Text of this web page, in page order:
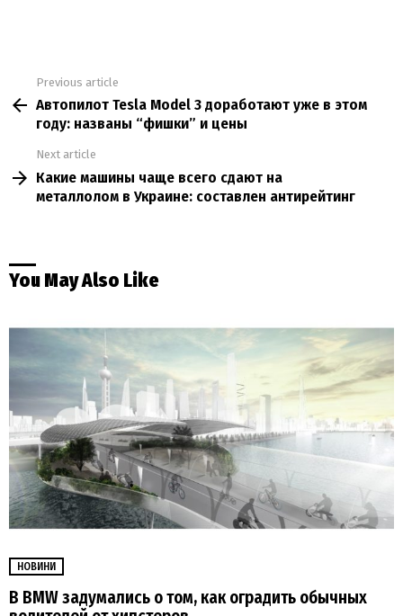
more
Previous article
Автопилот Tesla Model 3 доработают уже в этом
году: названы “фишки” и цены
Next article
Какие машины чаще всего сдают на
металлолом в Украине: составлен антирейтинг
You May Also Like
НОВИНИ
В BMW задумались о том, как оградить обычных